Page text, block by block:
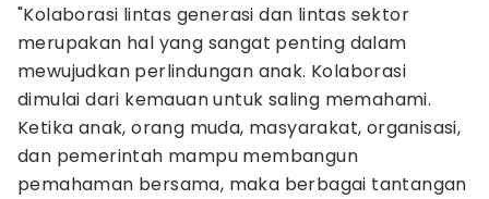
"Kolaborasi lintas generasi dan lintas sektor
merupakan hal yang sangat penting dalam
mewujudkan perlindungan anak. Kolaborasi
dimulai dari kemauan untuk saling memahami.
Ketika anak, orang muda, masyarakat, organisasi,
dan pemerintah mampu membangun
pemahaman bersama, maka berbagai tantangan